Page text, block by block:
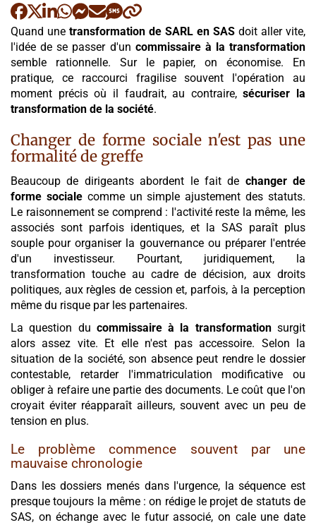
Quand une transformation de SARL en SAS doit aller vite,
l'idée de se passer d'un commissaire à la transformation
semble rationnelle. Sur le papier, on économise. En
pratique, ce raccourci fragilise souvent l'opération au
moment précis où il faudrait, au contraire,sécuriser la
transformation de la société.
Changer de forme sociale n'est pas une
formalité de greffe
Beaucoup de dirigeants abordent le fait de changer de
forme socialecomme un simple ajustement des statuts.
Le raisonnement se comprend : l'activité reste la même, les
associés sont parfois identiques, et la SAS paraît plus
souple pour organiser la gouvernance ou préparer l'entrée
d'un investisseur. Pourtant, juridiquement, la
transformation touche au cadre de décision, aux droits
politiques, aux règles de cession et, parfois, à la perception
même du risque par les partenaires.
La question du commissaire à la transformationsurgit
alors assez vite. Et elle n'est pas accessoire. Selon la
situation de la société, son absence peut rendre le dossier
contestable, retarder l'immatriculation modificative ou
obliger à refaire une partie des documents. Le coût que l'on
croyait éviter réapparaît ailleurs, souvent avec un peu de
tension en plus.
Le problème commence souvent par une
mauvaise chronologie
Dans les dossiers menés dans l'urgence, la séquence est
presque toujours la même : on rédige le projet de statuts de
SAS, on échange avec le futur associé, on cale une date